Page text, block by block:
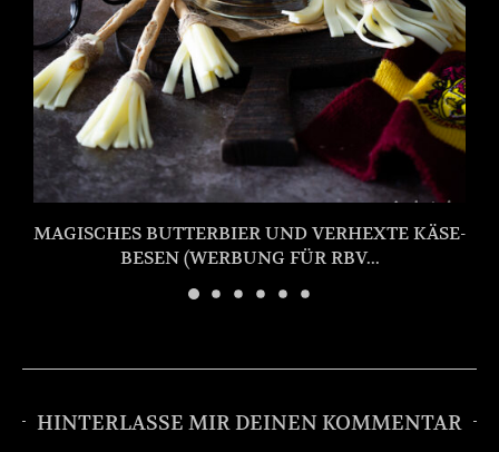
MAGISCHES BUTTERBIER UND VERHEXTE KÄSE-
BESEN (WERBUNG FÜR RBV...
HINTERLASSE MIR DEINEN KOMMENTAR